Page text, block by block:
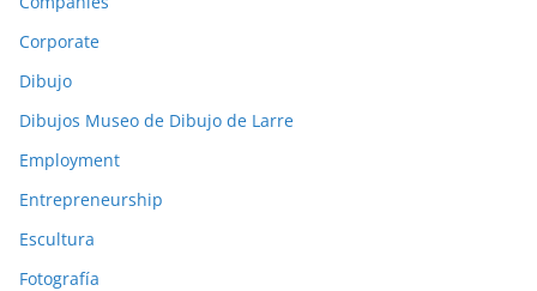
Corporate
Dibujo
Dibujos Museo de Dibujo de Larre
Employment
Entrepreneurship
Escultura
Fotografía